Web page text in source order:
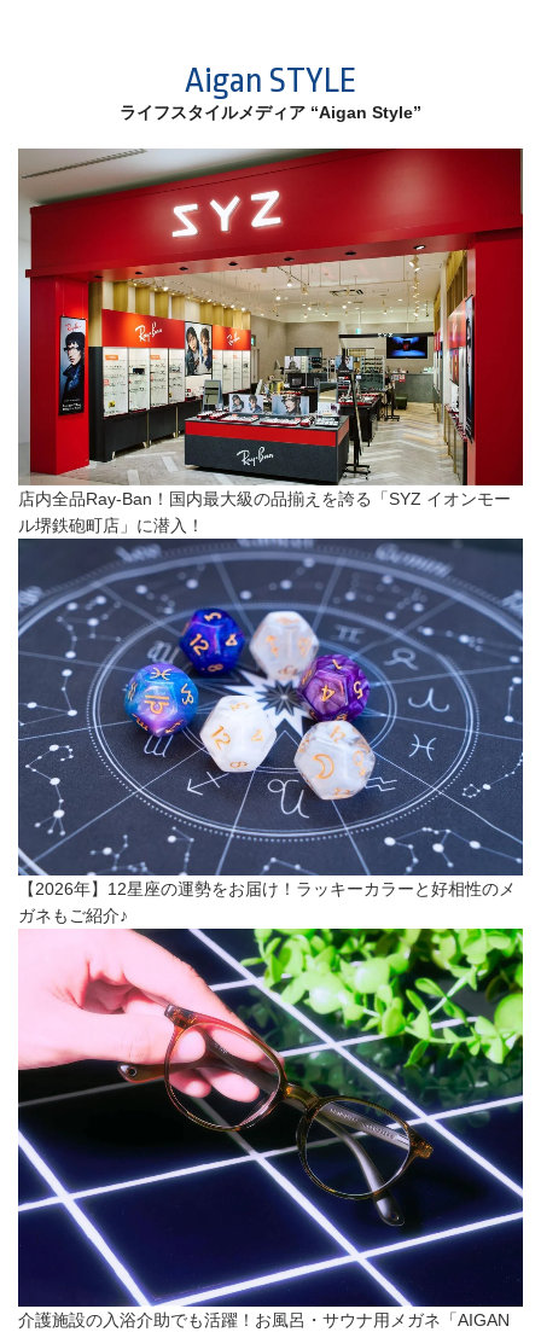
Aigan STYLE
ライフスタイルメディア “Aigan Style”
店内全品Ray-Ban！国内最大級の品揃えを誇る「SYZ イオンモー
ル堺鉄砲町店」に潜入！
【2026年】12星座の運勢をお届け！ラッキーカラーと好相性のメ
ガネもご紹介♪
介護施設の入浴介助でも活躍！お風呂・サウナ用メガネ「AIGAN